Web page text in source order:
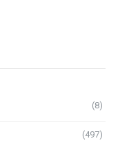
(8)
(497)